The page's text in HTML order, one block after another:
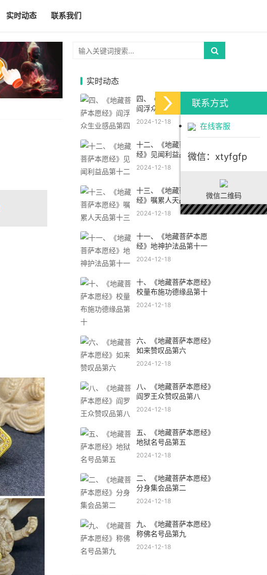
实时动态 联系我们
实时动态
四、《地藏菩萨本愿经》
阎浮众生业感品第四
2024-12-18
十二、《地藏菩萨本愿
经》见闻利益品第十二
2024-12-18
十三、《地藏菩萨本愿
经》嘱累人天品第十三
2024-12-18
十一、《地藏菩萨本愿
经》地神护法品第十一
2024-12-18
十、《地藏菩萨本愿经》
校量布施功德缘品第十
2024-12-18
六、《地藏菩萨本愿经》
如来赞叹品第六
2024-12-18
八、《地藏菩萨本愿经》
阎罗王众赞叹品第八
2024-12-18
五、《地藏菩萨本愿经》
地狱名号品第五
2024-12-18
二、《地藏菩萨本愿经》
分身集会品第二
2024-12-18
九、《地藏菩萨本愿经》
称佛名号品第九
2024-12-18
联系方式
在线客服
微信：xtyfgfp
微信二维码